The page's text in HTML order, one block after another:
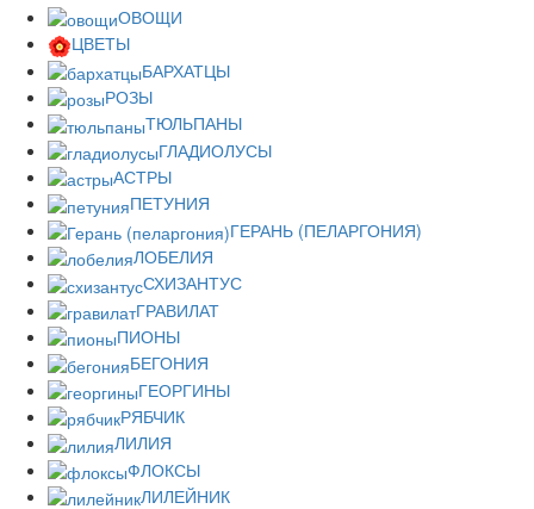
ОВОЩИ
ЦВЕТЫ
БАРХАТЦЫ
РОЗЫ
ТЮЛЬПАНЫ
ГЛАДИОЛУСЫ
АСТРЫ
ПЕТУНИЯ
ГЕРАНЬ (ПЕЛАРГОНИЯ)
ЛОБЕЛИЯ
СХИЗАНТУС
ГРАВИЛАТ
ПИОНЫ
БЕГОНИЯ
ГЕОРГИНЫ
РЯБЧИК
ЛИЛИЯ
ФЛОКСЫ
ЛИЛЕЙНИК